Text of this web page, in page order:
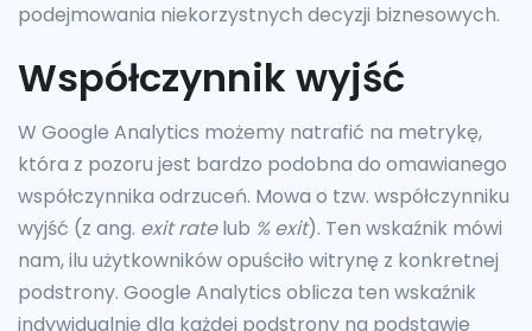
podejmowania niekorzystnych decyzji biznesowych.
Współczynnik wyjść
W Google Analytics możemy natrafić na metrykę,
która z pozoru jest bardzo podobna do omawianego
współczynnika odrzuceń. Mowa o tzw. współczynniku
wyjść (z ang. exit ratelub % exit). Ten wskaźnik mówi
nam, ilu użytkowników opuściło witrynę z konkretnej
podstrony. Google Analytics oblicza ten wskaźnik
indywidualnie dla każdej podstrony na podstawie